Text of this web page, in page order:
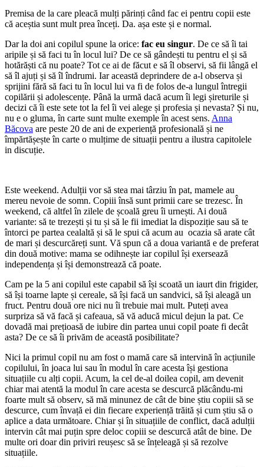
Premisa de la care pleacă mulți părinți când fac ei pentru copii este
că aceștia sunt mult prea înceți. Da. așa este și e normal.
Dar la doi ani copilul spune la orice: fac eu singur. De ce să îi tai
aripile și să faci tu în locul lui? De ce să gândești tu pentru el și să
hotărăști că nu poate? Tot ce ai de făcut e să îl observi, să fii lângă el
să îl ajuți și să îl îndrumi. Iar această deprindere de a-l observa și
sprijini fără să faci tu în locul lui va fi de folos de-a lungul întregii
copilării și adolescențe. Până la urmă dacă acum îi legi șireturile și
decizi că îi este sete tot la fel îi vei alege și profesia și nevasta? Și nu,
nu e o gluma, în carte sunt multe exemple în acest sens. Anna
Băcova are peste 20 de ani de experiență profesională și ne
împărtășește în carte o mulțime de situații pentru a ilustra capitolele
in discuție.
Este weekend. Adulții vor să stea mai târziu în pat, mamele au
mereu nevoie de somn. Copiii însă sunt primii care se trezesc. În
weekend, că altfel în zilele de școală greu îi urnești. Ai două
variante: să te trezești și tu și să le fii imediat la dispoziție sau să te
întorci pe partea cealaltă și să le spui că acum au ocazia să arate cât
de mari și descurcăreți sunt. Vă spun că a doua variantă e de preferat
din două motive: mama se odihnește iar copilul își exersează
independența și își demonstrează că poate.
Cam pe la 5 ani copilul este capabil să își scoată un iaurt din frigider,
să își toarne lapte și cereale, să își facă un sandvici, să își aleagă un
fruct. Pentru două ore nici nu îi trebuie mai mult. Puteți avea
surpriza să vă facă și cafeaua, să vă aducă micul dejun la pat. Ce
dovadă mai prețioasă de iubire din partea unui copil poate fi decât
asta? De ce să îi privăm de această posibilitate?
Nici la primul copil nu am fost o mamă care să intervină în acțiunile
copilului, în joaca lui sau în modul în care acesta își gestiona
situațiile cu alți copii. Acum, la cel de-al doilea copil, am devenit
chiar mai atentă la modul în care acesta se descurcă plăcându-mi
foarte mult să observ, să mă minunez de cât de bine știu copiii să se
descurce, cum învață ei din fiecare experiență trăită și cum știu să o
aplice a data următoare. Chiar și în situațiile de conflict, dacă adulții
intervin cât mai puțin spre deloc copiii se descurcă atât de bine. De
multe ori doar din priviri reușesc să se înțeleagă și să rezolve
situațiile.